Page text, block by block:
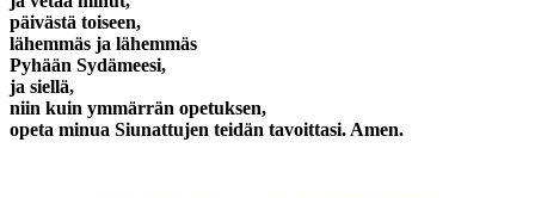
päivästä toiseen,
lähemmäs ja lähemmäs
Pyhään Sydämeesi,
ja siellä,
niin kuin ymmärrän opetuksen,
opeta minua Siunattujen teidän tavoittasi. Amen.